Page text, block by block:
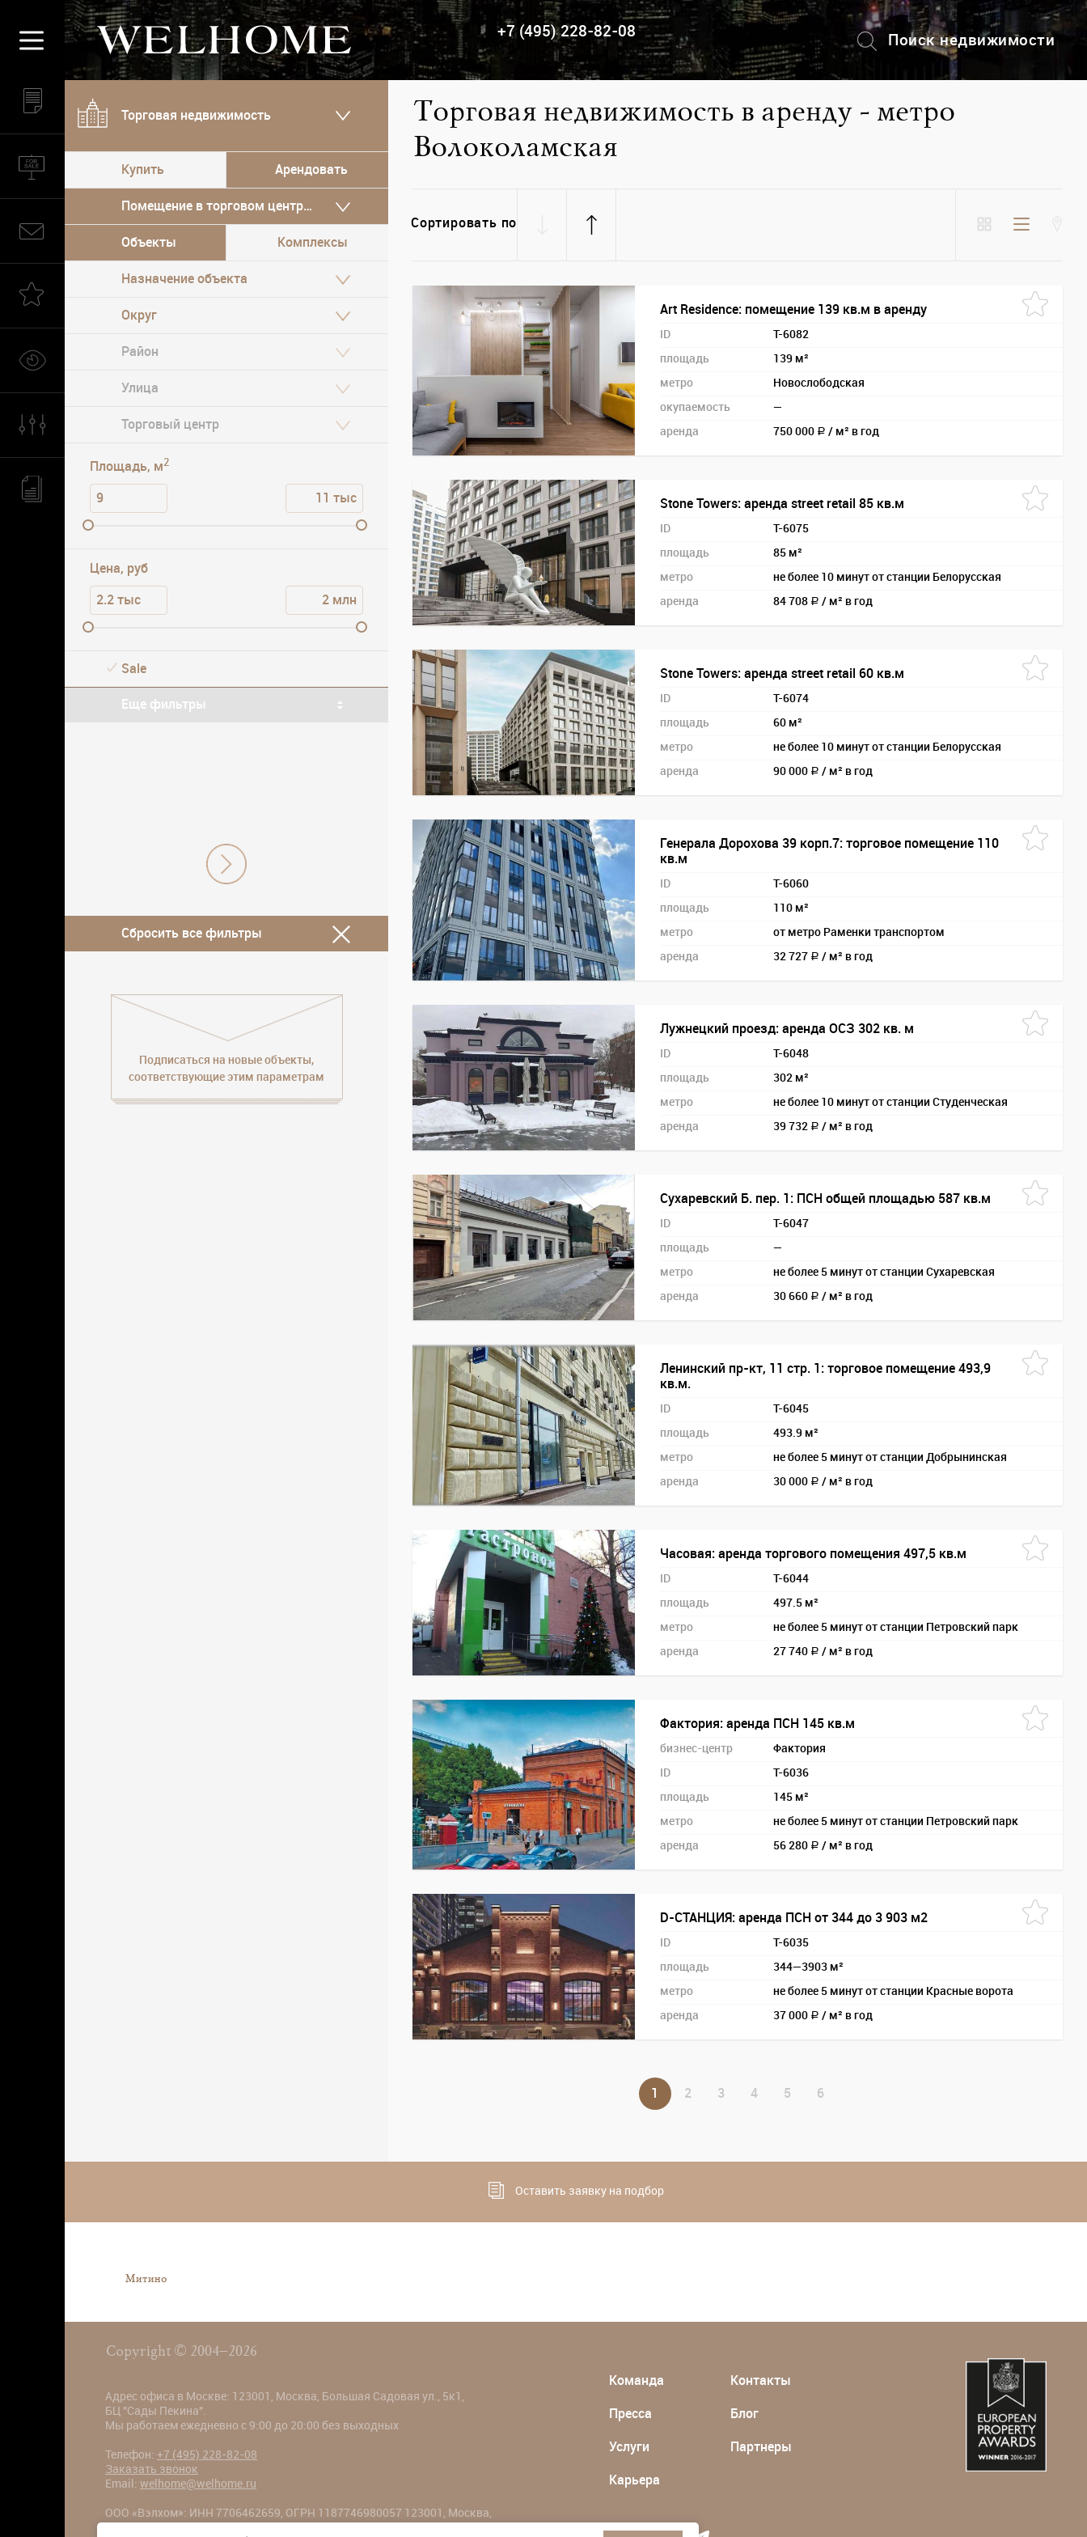
+7 (495) 228-82-08
Поиск недвижимости
+7 (495) 228-82-08
Торговая недвижимость
Купить Арендовать
Помещение в торговом центре, Уличное торговое помещение, Арендный бизнес
Объекты Комплексы
Назначение объекта
Округ
Волоколамская
Парковка
Площадь, м2
Цена, руб
Sale
Еще фильтры
Сбросить все фильтры
Подписаться на новые объекты,
соответствующие этим параметрам
Торговая недвижимость в аренду - метро
Волоколамская
Сортировать по
Art Residence: помещение 139 кв.м в аренду
ID
T-6082
площадь
139 м²
метро
Новослободская
окупаемость
—
аренда
750 000 a / м² в год
Stone Towers: аренда street retail 85 кв.м
ID
T-6075
площадь
85 м²
метро
не более 10 минут от станции Белорусская
аренда
84 708 a / м² в год
Stone Towers: аренда street retail 60 кв.м
ID
T-6074
площадь
60 м²
метро
не более 10 минут от станции Белорусская
аренда
90 000 a / м² в год
Генерала Дорохова 39 корп.7: торговое помещение 110
кв.м
ID
T-6060
площадь
110 м²
метро
от метро Раменки транспортом
аренда
32 727 a / м² в год
Лужнецкий проезд: аренда ОСЗ 302 кв. м
ID
T-6048
площадь
302 м²
метро
не более 10 минут от станции Студенческая
аренда
39 732 a / м² в год
Сухаревский Б. пер. 1: ПСН общей площадью 587 кв.м
ID
T-6047
площадь
—
метро
не более 5 минут от станции Сухаревская
аренда
30 660 a / м² в год
Ленинский пр-кт, 11 стр. 1: торговое помещение 493,9
кв.м.
ID
T-6045
площадь
493.9 м²
метро
не более 5 минут от станции Добрынинская
аренда
30 000 a / м² в год
Часовая: аренда торгового помещения 497,5 кв.м
ID
T-6044
площадь
497.5 м²
метро
не более 5 минут от станции Петровский парк
аренда
27 740 a / м² в год
Фактория: аренда ПСН 145 кв.м
бизнес-центр
Фактория
ID
T-6036
площадь
145 м²
метро
не более 5 минут от станции Петровский парк
аренда
56 280 a / м² в год
D-СТАНЦИЯ: аренда ПСН от 344 до 3 903 м2
ID
T-6035
площадь
344—3903 м²
метро
не более 5 минут от станции Красные ворота
аренда
37 000 a / м² в год
1 2 3 4 5 6
Оставить заявку на подбор
Митино
Copyright © 2004–2026
Адрес офиса в Москве: 123001, Москва, Большая Садовая ул., 5к1,
БЦ "Сады Пекина".
Мы работаем ежедневно с 9:00 до 20:00 без выходных
Телефон: +7 (495) 228-82-08
Заказать звонок
Email: welhome@welhome.ru
ООО «Вэлхом»: ИНН 7706462659, ОГРН 1187746980057 123001, Москва,
Команда
Пресса
Услуги
Карьера
Контакты
Блог
Партнеры